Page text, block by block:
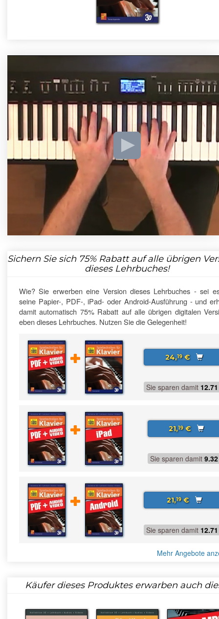
Sichern Sie sich 75%Rabatt auf alle übrigen
dieses Lehrbuches!
Wie? Sie erwerben eine Version dieses Lehrbuches - sei
seine Papier-, PDF-, iPad- oder Android-Ausführung - und
damit automatisch 75% Rabatt auf alle übrigen digitalen
eben dieses Lehrbuches. Nutzen Sie die Gelegenheit!
24,19€
Sie sparen damit 12.71
21,19€
Sie sparen damit 9.32
21,19€
Sie sparen damit 12.71
Mehr Angebote
Käufer dieses Produktes erwarben auch